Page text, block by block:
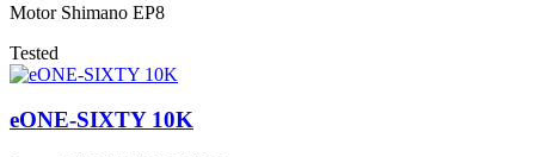
Motor Shimano EP8
Tested
eONE-SIXTY 10K